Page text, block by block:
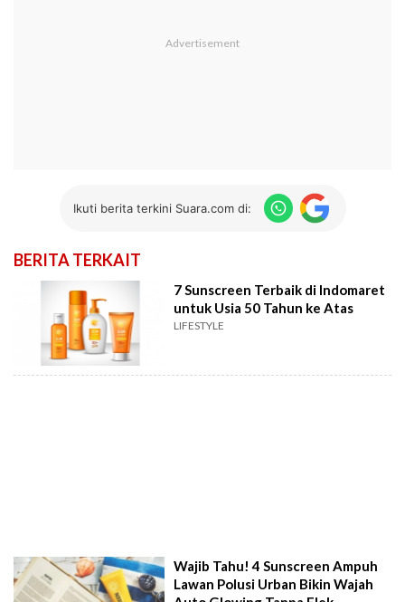
Ikuti berita terkini Suara.com di:
BERITA TERKAIT
7 Sunscreen Terbaik di Indomaret
untuk Usia 50 Tahun ke Atas
LIFESTYLE
Wajib Tahu! 4 Sunscreen Ampuh
Lawan Polusi Urban Bikin Wajah